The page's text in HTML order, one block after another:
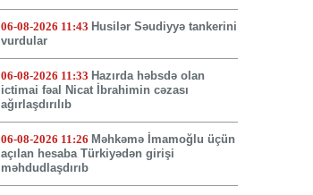
06-08-2026 11:43 Husilər Səudiyyə tankerini
vurdular
06-08-2026 11:33 Hazırda həbsdə olan
ictimai fəal Nicat İbrahimin cəzası
ağırlaşdırılıb
06-08-2026 11:26 Məhkəmə İmamoğlu üçün
açılan hesaba Türkiyədən girişi
məhdudlaşdırıb